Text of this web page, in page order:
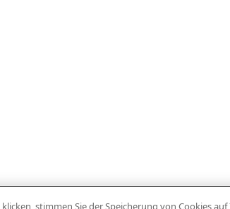
klicken, stimmen Sie der Speicherung von Cookies